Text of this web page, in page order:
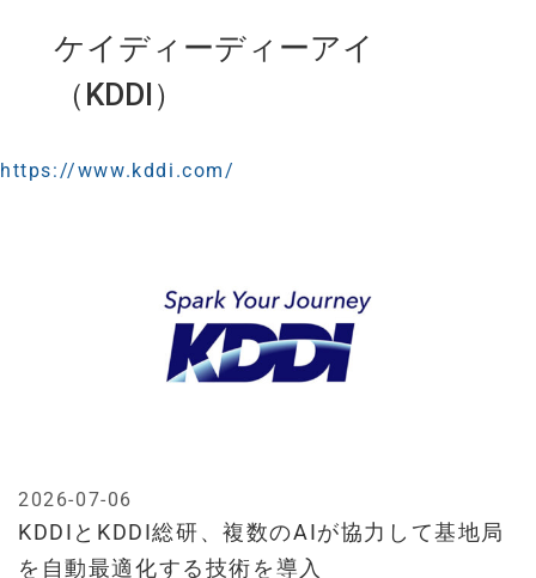
ケイディーディーアイ
（KDDI）
https://www.kddi.com/
KDDIとKDDI総研、複数のAIが協力して基地局
を自動最適化する技術を導入
2026-07-06